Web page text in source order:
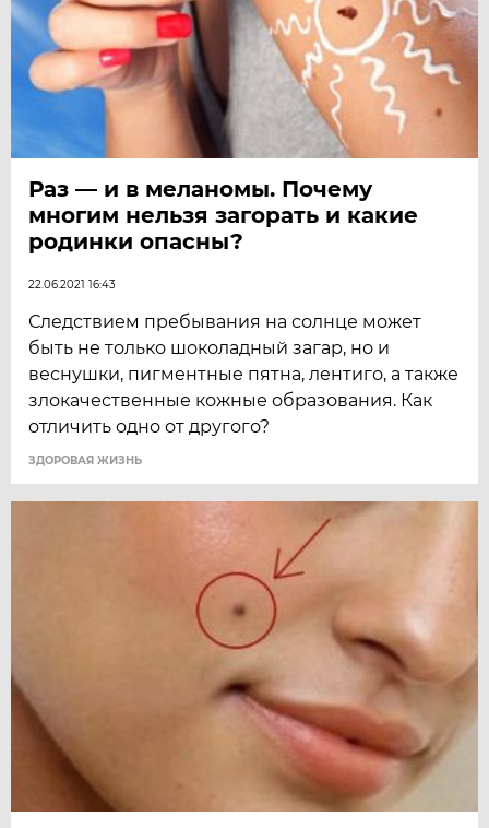
Раз — и в меланомы. Почему
многим нельзя загорать и какие
родинки опасны?
22.06.2021 16:43
Следствием пребывания на солнце может
быть не только шоколадный загар, но и
веснушки, пигментные пятна, лентиго, а также
злокачественные кожные образования. Как
отличить одно от другого?
ЗДОРОВАЯ ЖИЗНЬ